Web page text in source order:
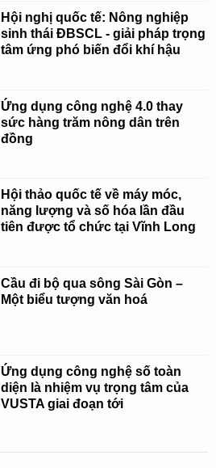
Hội nghị quốc tế: Nông nghiệp
sinh thái ĐBSCL - giải pháp trọng
tâm ứng phó biến đổi khí hậu
Ứng dụng công nghệ 4.0 thay
sức hàng trăm nông dân trên
đồng
Hội thảo quốc tế về máy móc,
năng lượng và số hóa lần đầu
tiên được tổ chức tại Vĩnh Long
Cầu đi bộ qua sông Sài Gòn –
Một biểu tượng văn hoá
Ứng dụng công nghệ số toàn
diện là nhiệm vụ trọng tâm của
VUSTA giai đoạn tới